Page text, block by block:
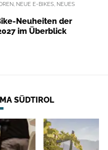
NEUE E-BIKES, NEUES
Neuheiten der
im Überblick
SÜDTIROL